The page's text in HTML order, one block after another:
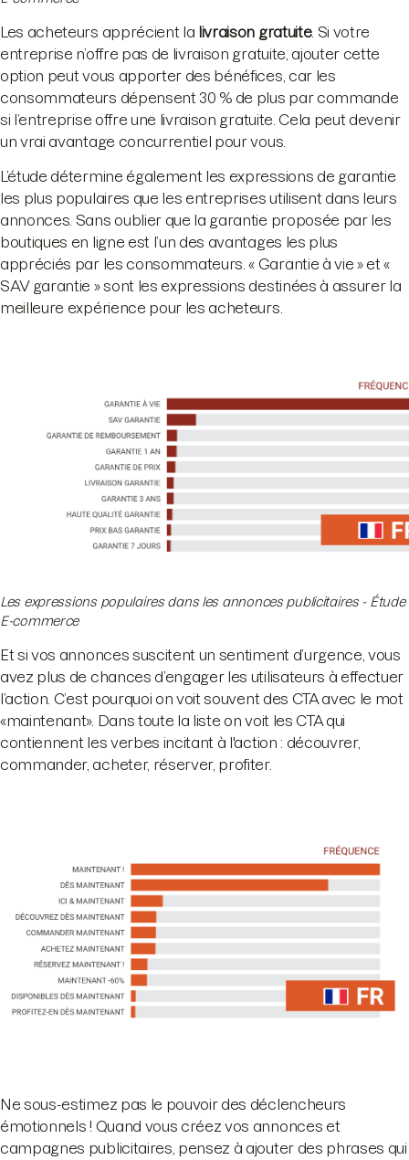
Les acheteurs apprécient la livraison gratuite. Si votre
entreprise n’offre pas de livraison gratuite, ajouter cette
option peut vous apporter des bénéfices, car les
consommateurs dépensent 30 % de plus par commande
si l’entreprise offre une livraison gratuite. Cela peut devenir
un vrai avantage concurrentiel pour vous.
L’étude détermine également les expressions de garantie
les plus populaires que les entreprises utilisent dans leurs
annonces. Sans oublier que la garantie proposée par les
boutiques en ligne est l’un des avantages les plus
appréciés par les consommateurs. « Garantie à vie » et «
SAV garantie » sont les expressions destinées à assurer la
meilleure expérience pour les acheteurs.
Les expressions populaires dans les annonces publicitaires - Étude
E-commerce
Et si vos annonces suscitent un sentiment d’urgence, vous
avez plus de chances d’engager les utilisateurs à effectuer
l’action. C’est pourquoi on voit souvent des CTA avec le mot
«maintenant». Dans toute la liste on voit les CTA qui
contiennent les verbes incitant à l'action : découvrer,
commander, acheter, réserver, profiter.
Ne sous-estimez pas le pouvoir des déclencheurs
émotionnels ! Quand vous créez vos annonces et
campagnes publicitaires, pensez à ajouter des phrases qui